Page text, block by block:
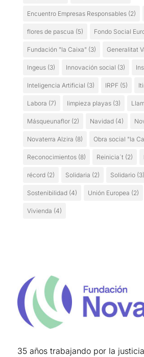
Encuentro Empresas Responsables(2)
flores de pascua (5) Fondo Social
Fundación "la Caixa" (3) Generalitat
Ingeus(3) Innovación social (3)
Inteligencia Artificial (3) IRPF(5)
Labora (7) limpieza playas(3)
Másqueunaflor(2) Navidad(4)
Novaterra Alzira (8) Obra social "la
Reconocimientos(8) Reinicia´t (2)
récord(2) Solidaria (2) Solidario(3)
Sostenibilidad(4) Unión Europea (2)
Vivienda (4)
35 años trabajando por la